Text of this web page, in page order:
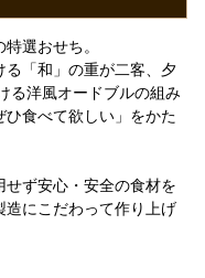
選おせち。
る「和」の重が二客、夕
る洋風オードブルの組み
食べて欲しい」をかた
ず安心・安全の食材を
造にこだわって作り上げ